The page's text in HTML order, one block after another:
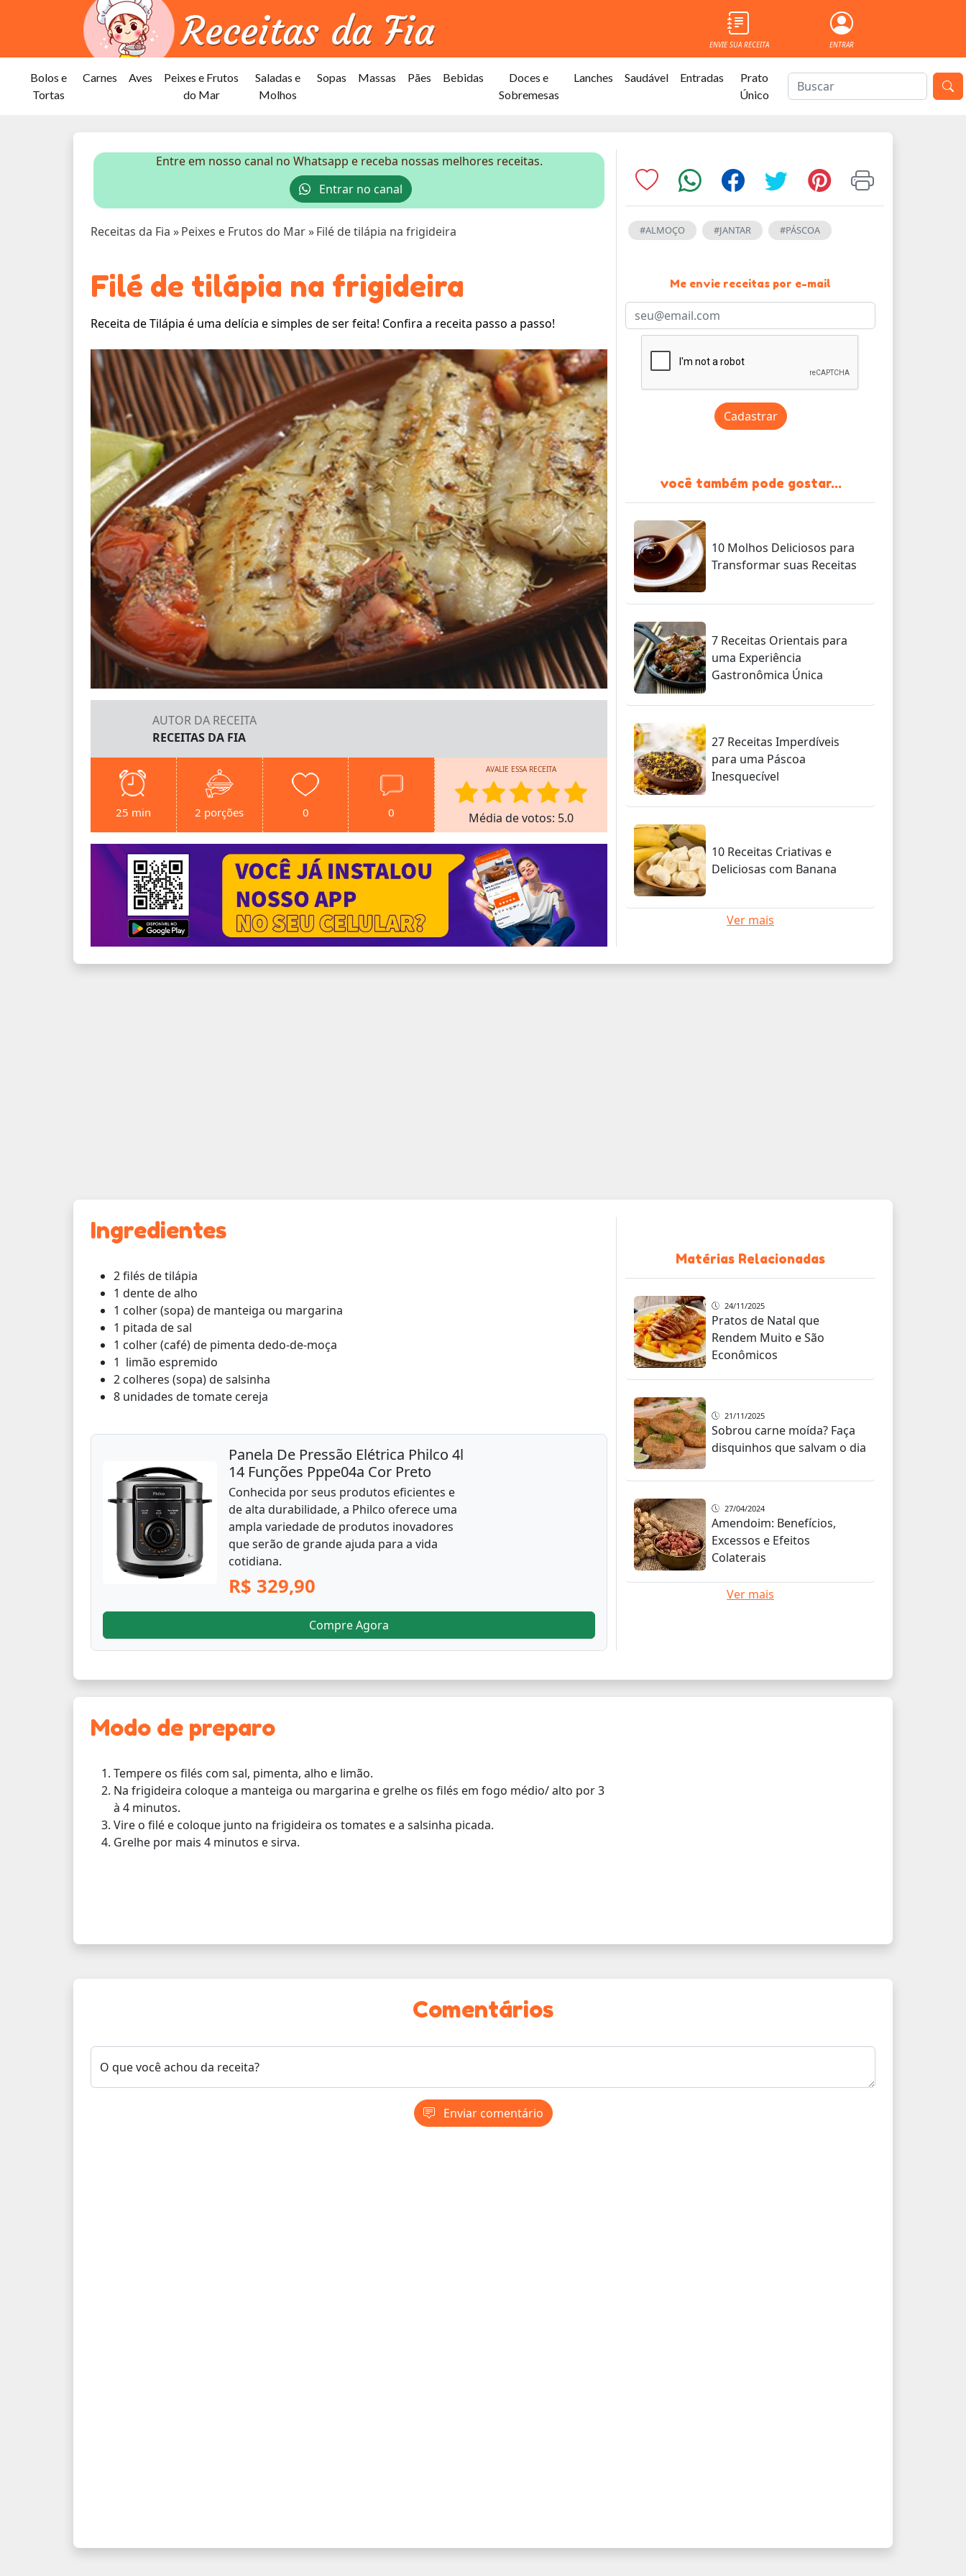
ENVIE SUA RECEITA ENTRAR
Bolos e
Tortas
Carnes Aves
Peixes e Frutos
do Mar
Saladas e
Molhos
Sopas Massas Pães Bebidas
Doces e
Sobremesas
Lanches Saudável Entradas
Prato
Único
Entre em nosso canal no Whatsapp e receba nossas melhores receitas.
Entrar no canal
Receitas da Fia »Peixes e Frutos do Mar»Filé de tilápia na frigideira
Filé de tilápia na frigideira
Receita de Tilápia é uma delícia e simples de ser feita! Confira a receita passo a passo!
AUTOR DA RECEITA
RECEITAS DA FIA
25 min 2 porções 0 0
AVALIE ESSA RECEITA
Média de votos: 5.0
#ALMOÇO #JANTAR #PÁSCOA
Me envie receitas por e-mail
Cadastrar
você também pode gostar...
10 Molhos Deliciosos para
Transformar suas Receitas
7 Receitas Orientais para
uma Experiência
Gastronômica Única
27 Receitas Imperdíveis
para uma Páscoa
Inesquecível
10 Receitas Criativas e
Deliciosas com Banana
Ver mais
Ingredientes
2 filés de tilápia
1 dente de alho
1 colher (sopa) de manteiga ou margarina
1 pitada de sal
1 colher (café) de pimenta dedo-de-moça
1 limão espremido
2 colheres (sopa) de salsinha
8 unidades de tomate cereja
Panela De Pressão Elétrica Philco 4l
14 Funções Pppe04a Cor Preto
Conhecida por seus produtos eficientes e
de alta durabilidade, a Philco oferece uma
ampla variedade de produtos inovadores
que serão de grande ajuda para a vida
cotidiana.
R$ 329,90
Compre Agora
Matérias Relacionadas
24/11/2025
Pratos de Natal que
Rendem Muito e São
Econômicos
21/11/2025
Sobrou carne moída? Faça
disquinhos que salvam o dia
27/04/2024
Amendoim: Benefícios,
Excessos e Efeitos
Colaterais
Ver mais
Modo de preparo
Tempere os filés com sal, pimenta, alho e limão.
Na frigideira coloque a manteiga ou margarina e grelhe os filés em fogo médio/ alto por 3
à 4 minutos.
Vire o filé e coloque junto na frigideira os tomates e a salsinha picada.
Grelhe por mais 4 minutos e sirva.
Comentários
O que você achou da receita?
Enviar comentário